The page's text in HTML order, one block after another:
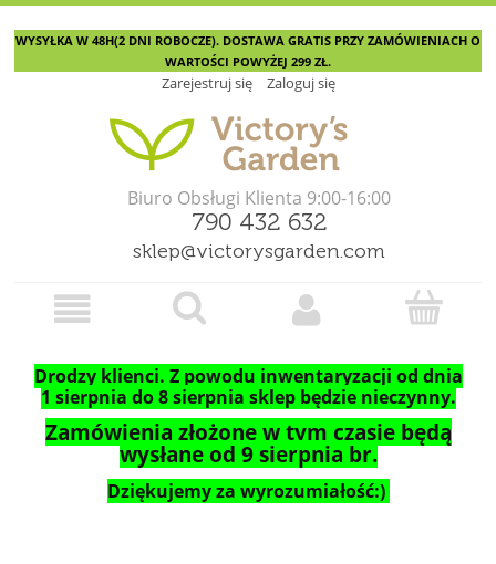
WYSYŁKA W 48H(2 DNI ROBOCZE). DOSTAWA GRATIS PRZY ZAMÓWIENIACH O
WARTOŚCI POWYŻEJ 299 ZŁ.
Zarejestruj się Zaloguj się
Biuro Obsługi Klienta 9:00-16:00
790 432 632
sklep@victorysgarden.com
Drodzy klienci. Z powodu inwentaryzacji od dnia
1 sierpnia do 8 sierpnia sklep będzie nieczynny.
Zamówienia złożone w tym czasie będą
wysłane od 9 sierpnia br.
Dziękujemy za wyrozumiałość:)